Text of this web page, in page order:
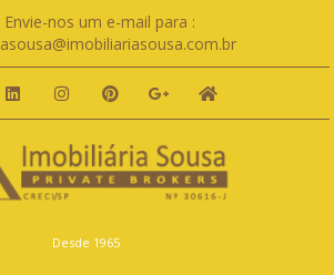
Envie-nos um e-mail para :
Desde 1965